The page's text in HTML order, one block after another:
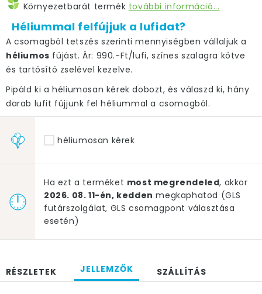
Környezetbarát termék további információ...
Héliummal felfújjuk a lufidat?
A csomagból tetszés szerinti mennyiségben vállaljuk a
héliumos fújást. Ár: 990.-Ft/lufi, színes szalagra kötve
és tartósító zselével kezelve.
Pipáld ki a héliumosan kérek dobozt, és válaszd ki, hány
darab lufit fújjunk fel héliummal a csomagból.
héliumosan kérek
Ha ezt a terméket most megrendeled, akkor
2026. 08. 11-én, kedden megkaphatod (GLS
futárszolgálat, GLS csomagpont választása
esetén)
RÉSZLETEK JELLEMZŐK SZÁLLÍTÁS